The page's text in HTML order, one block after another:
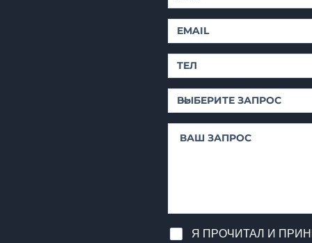
Я ПРОЧИТАЛ И